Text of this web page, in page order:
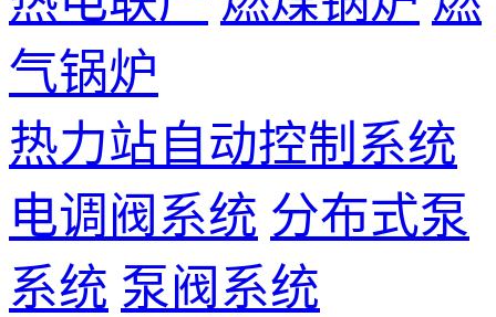
气锅炉
热力站自动控制系统
电调阀系统 分布式泵
系统 泵阀系统